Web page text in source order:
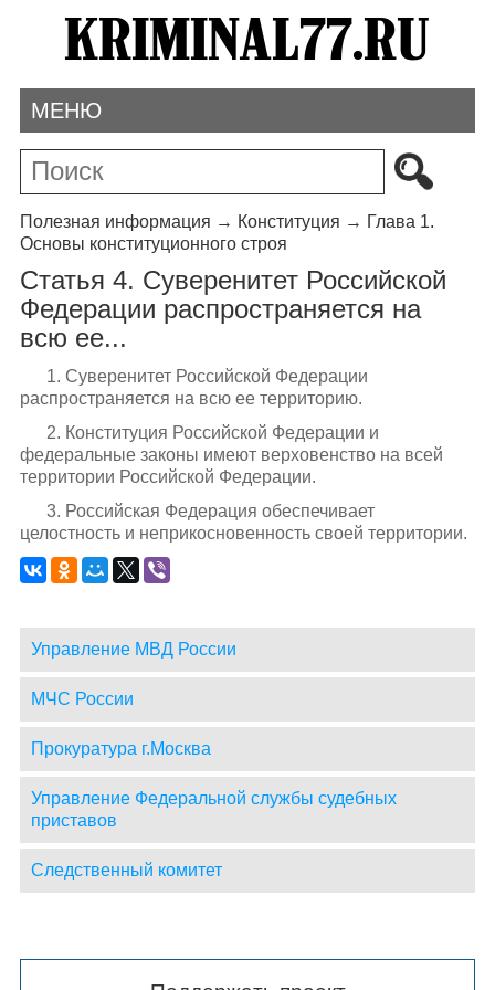
МЕНЮ
Полезная информация → Конституция → Глава 1.
Основы конституционного строя
Статья 4. Суверенитет Российской
Федерации распространяется на
всю ее...
1. Суверенитет Российской Федерации
распространяется на всю ее территорию.
2. Конституция Российской Федерации и
федеральные законы имеют верховенство на всей
территории Российской Федерации.
3. Российская Федерация обеспечивает
целостность и неприкосновенность своей территории.
Управление МВД России
МЧС России
Прокуратура г.Москва
Управление Федеральной службы судебных
приставов
Следственный комитет